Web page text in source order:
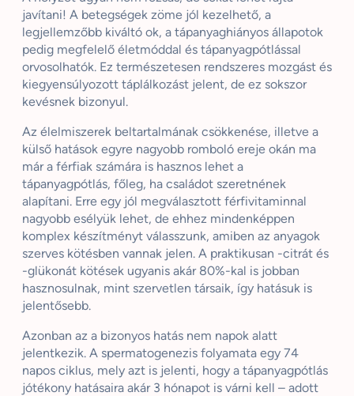
javítani! A betegségek zöme jól kezelhető, a
legjellemzőbb kiváltó ok, a tápanyaghiányos állapotok
pedig megfelelő életmóddal és tápanyagpótlással
orvosolhatók. Ez természetesen rendszeres mozgást és
kiegyensúlyozott táplálkozást jelent, de ez sokszor
kevésnek bizonyul.
Az élelmiszerek beltartalmának csökkenése, illetve a
külső hatások egyre nagyobb romboló ereje okán ma
már a férfiak számára is hasznos lehet a
tápanyagpótlás, főleg, ha családot szeretnének
alapítani. Erre egy jól megválasztott férfivitaminnal
nagyobb esélyük lehet, de ehhez mindenképpen
komplex készítményt válasszunk, amiben az anyagok
szerves kötésben vannak jelen. A praktikusan -citrát és
-glükonát kötések ugyanis akár 80%-kal is jobban
hasznosulnak, mint szervetlen társaik, így hatásuk is
jelentősebb.
Azonban az a bizonyos hatás nem napok alatt
jelentkezik. A spermatogenezis folyamata egy 74
napos ciklus, mely azt is jelenti, hogy a tápanyagpótlás
jótékony hatásaira akár 3 hónapot is várni kell – adott